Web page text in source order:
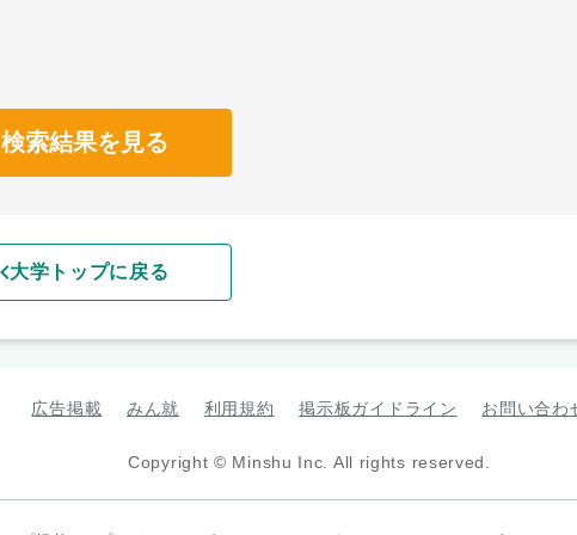
検索結果を見る
大学トップに戻る
広告掲載 みん就 利用規約 掲示板ガイドライン お問い合わ
Copyright © Minshu Inc. All rights reserved.